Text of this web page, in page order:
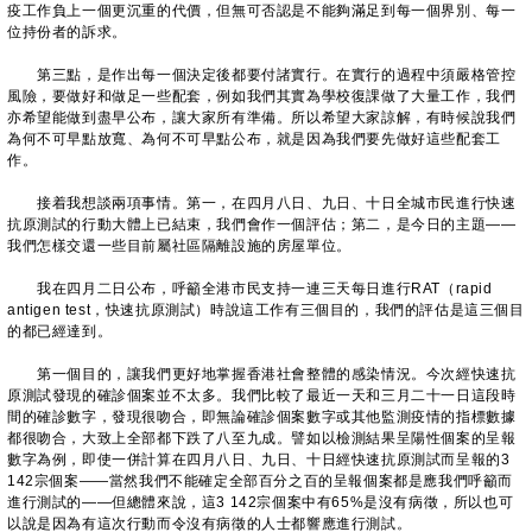
疫工作負上一個更沉重的代價，但無可否認是不能夠滿足到每一個界別、每一
位持份者的訴求。
第三點，是作出每一個決定後都要付諸實行。在實行的過程中須嚴格管控
風險，要做好和做足一些配套，例如我們其實為學校復課做了大量工作，我們
亦希望能做到盡早公布，讓大家所有準備。所以希望大家諒解，有時候說我們
為何不可早點放寬、為何不可早點公布，就是因為我們要先做好這些配套工
作。
接着我想談兩項事情。第一，在四月八日、九日、十日全城市民進行快速
抗原測試的行動大體上已結束，我們會作一個評估；第二，是今日的主題——
我們怎樣交還一些目前屬社區隔離設施的房屋單位。
我在四月二日公布，呼籲全港市民支持一連三天每日進行RAT（rapid
antigen test，快速抗原測試）時說這工作有三個目的，我們的評估是這三個目
的都已經達到。
第一個目的，讓我們更好地掌握香港社會整體的感染情況。今次經快速抗
原測試發現的確診個案並不太多。我們比較了最近一天和三月二十一日這段時
間的確診數字，發現很吻合，即無論確診個案數字或其他監測疫情的指標數據
都很吻合，大致上全部都下跌了八至九成。譬如以檢測結果呈陽性個案的呈報
數字為例，即使一併計算在四月八日、九日、十日經快速抗原測試而呈報的3
142宗個案——當然我們不能確定全部百分之百的呈報個案都是應我們呼籲而
進行測試的——但總體來說，這3 142宗個案中有65%是沒有病徵，所以也可
以說是因為有這次行動而令沒有病徵的人士都響應進行測試。